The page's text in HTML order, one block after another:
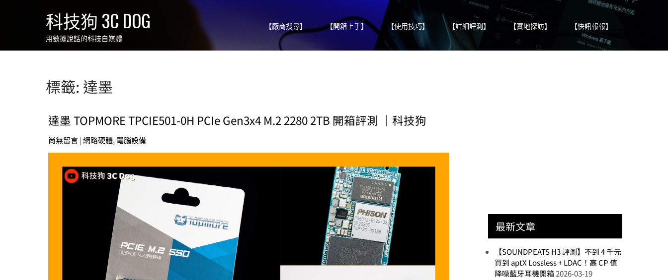
科技狗 3C DOG
用數據說話的科技自媒體
【廠商搜尋】 【開箱上手】 【使用技巧】 【詳細評測】 【實地探訪】 【快訊報報】
標籤: 達墨
達墨 TOPMORE TPCIE501-0H PCIe Gen3x4 M.2 2280 2TB 開箱評測 ｜科技狗
尚無留言|網路硬體, 電腦設備
最新文章
【SOUNDPEATS H3 評測】不到 4 千元
買到 aptX Lossless + LDAC！高 CP 值
降噪藍牙耳機開箱2026-03-19